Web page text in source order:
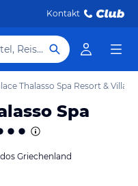
Kontakt
Hotel, Reiseziel
Thalasso Spa Resort & Villas
Spa
Griechenland